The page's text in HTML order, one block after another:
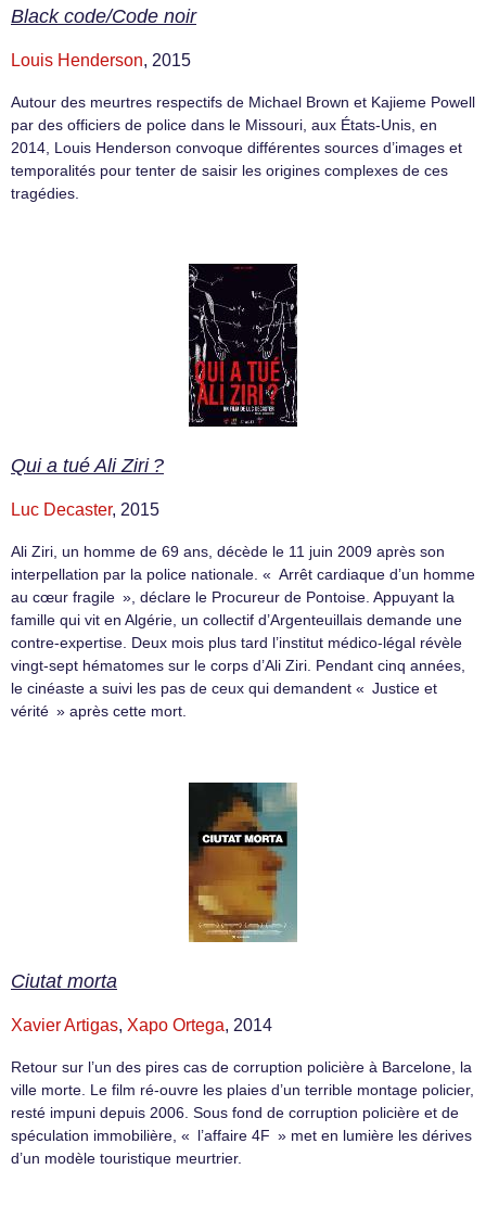
Black code/Code noir
Louis Henderson, 2015
Autour des meurtres respectifs de Michael Brown et Kajieme Powell
par des officiers de police dans le Missouri, aux États-Unis, en
2014, Louis Henderson convoque différentes sources d’images et
temporalités pour tenter de saisir les origines complexes de ces
tragédies.
Qui a tué Ali Ziri ?
Luc Decaster, 2015
Ali Ziri, un homme de 69 ans, décède le 11 juin 2009 après son
interpellation par la police nationale. « Arrêt cardiaque d’un homme
au cœur fragile », déclare le Procureur de Pontoise. Appuyant la
famille qui vit en Algérie, un collectif d’Argenteuillais demande une
contre-expertise. Deux mois plus tard l’institut médico-légal révèle
vingt-sept hématomes sur le corps d’Ali Ziri. Pendant cinq années,
le cinéaste a suivi les pas de ceux qui demandent « Justice et
vérité » après cette mort.
Ciutat morta
Xavier Artigas, Xapo Ortega, 2014
Retour sur l’un des pires cas de corruption policière à Barcelone, la
ville morte. Le film ré-ouvre les plaies d’un terrible montage policier,
resté impuni depuis 2006. Sous fond de corruption policière et de
spéculation immobilière, « l’affaire 4F » met en lumière les dérives
d’un modèle touristique meurtrier.